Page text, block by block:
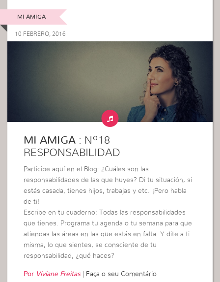
MI AMIGA
10 FEBRERO, 2016
MI AMIGA : Nº18 –
RESPONSABILIDAD
Participe aquí en el Blog: ¿Cuáles son las
responsabilidades de las que huyes? Di tu situación, si
estás casada, tienes hijos, trabajas y etc. ¡Pero habla
de ti!
Escribe en tu cuaderno: Todas las responsabilidades
que tienes. Programa tu agenda o tu semana para que
atiendas las áreas en las que estás en falta. Y dite a ti
misma, lo que sientes, se consciente de tu
responsabilidad, ¿qué haces?
Por Viviane Freitas| Faça o seu Comentário